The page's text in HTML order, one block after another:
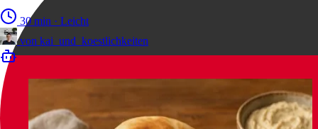
30 min · Leicht
von kai_und_koestlichkeiten